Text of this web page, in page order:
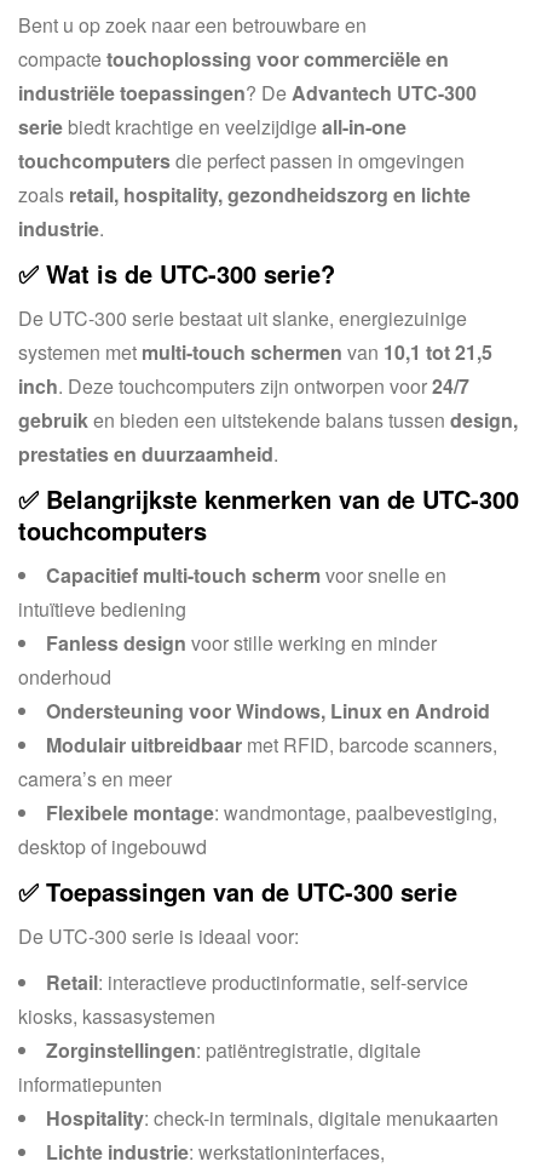
Bent u op zoek naar een betrouwbare en
compactetouchoplossing voor commerciële en
industriële toepassingen? DeAdvantech UTC-300
serie biedt krachtige en veelzijdigeall-in-one
touchcomputersdie perfect passen in omgevingen
zoals retail, hospitality, gezondheidszorg en lichte
industrie.
✅ Wat is de UTC-300 serie?
De UTC-300 serie bestaat uit slanke, energiezuinige
systemen met multi-touch schermen van 10,1 tot 21,5
inch. Deze touchcomputers zijn ontworpen voor24/7
gebruiken bieden een uitstekende balans tussen design,
prestaties en duurzaamheid.
✅ Belangrijkste kenmerken van de UTC-300
touchcomputers
Capacitief multi-touch schermvoor snelle en
intuïtieve bediening
Fanless design voor stille werking en minder
onderhoud
Ondersteuning voor Windows, Linux en Android
Modulair uitbreidbaar met RFID, barcode scanners,
camera’s en meer
Flexibele montage: wandmontage, paalbevestiging,
desktop of ingebouwd
✅ Toepassingen van de UTC-300 serie
De UTC-300 serie is ideaal voor:
Retail: interactieve productinformatie, self-service
kiosks, kassasystemen
Zorginstellingen: patiëntregistratie, digitale
informatiepunten
Hospitality: check-in terminals, digitale menukaarten
Lichte industrie: werkstationinterfaces,